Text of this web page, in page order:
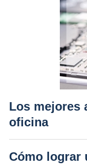
Los mejores
oficina
Cómo lograr